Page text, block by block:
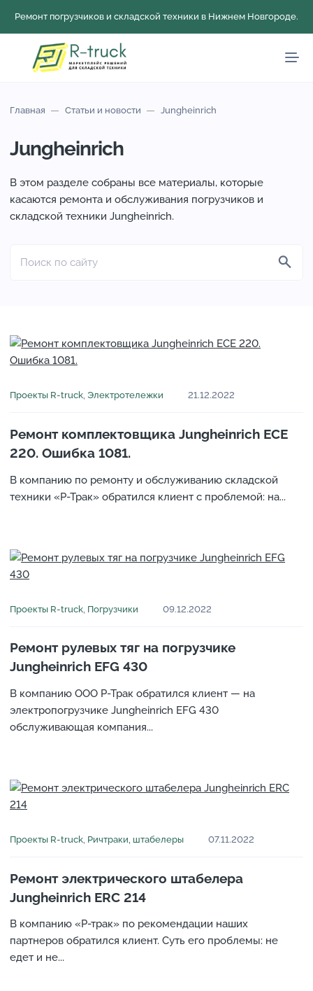
Ремонт погрузчиков и складской техники в Нижнем Новгороде.
Главная Статьи и новости Jungheinrich
Jungheinrich
В этом разделе собраны все материалы, которые
касаются ремонта и обслуживания погрузчиков и
складской техники Jungheinrich.
а
т
и
н
о
о
с
Проекты R-truck, Электротележки 21.12.2022
Ремонт комплектовщика Jungheinrich ECE
220. Ошибка 1081.
В компанию по ремонту и обслуживанию складской
техники «Р-Трак» обратился клиент с проблемой: на...
Проекты R-truck Погрузчики 09.12.2022
Ремонт рулевых тяг на погрузчике
Jungheinrich EFG 430
В компанию ООО Р-Трак обратился клиент — на
электропогрузчике Jungheinrich EFG 430
обслуживающая компания...
Проекты R-truck, Ричтраки, штабелеры 07.11.2022
Ремонт электрического штабелера
Jungheinrich ERC 214
В компанию «Р-трак» по рекомендации наших
партнеров обратился клиент. Суть его проблемы: не
едет и не...